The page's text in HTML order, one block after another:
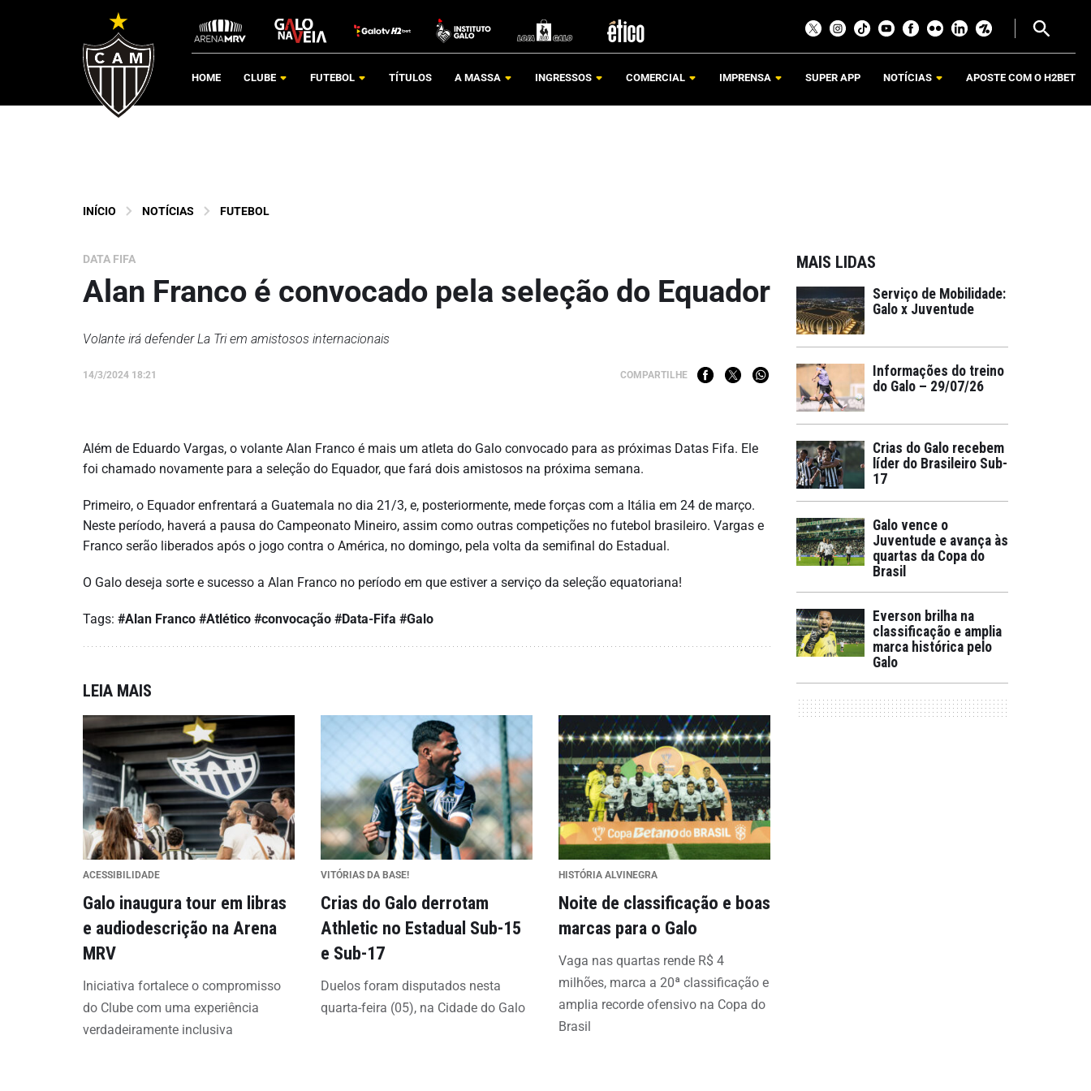
HOME CLUBE FUTEBOL TÍTULOS A MASSA INGRESSOS COMERCIAL IMPRENSA SUPER APP NOTÍCIAS APOSTE COM O H2BET
INÍCIO NOTÍCIAS FUTEBOL
DATA FIFA
Alan Franco é convocado pela seleção do Equador
Volante irá defender La Tri em amistosos internacionais
14/3/2024 18:21 COMPARTILHE
Além de Eduardo Vargas, o volante Alan Franco é mais um atleta do Galo convocado para as próximas Datas Fifa. Ele
foi chamado novamente para a seleção do Equador, que fará dois amistosos na próxima semana.
Primeiro, o Equador enfrentará a Guatemala no dia 21/3, e, posteriormente, mede forças com a Itália em 24 de março.
Neste período, haverá a pausa do Campeonato Mineiro, assim como outras competições no futebol brasileiro. Vargas e
Franco serão liberados após o jogo contra o América, no domingo, pela volta da semifinal do Estadual.
O Galo deseja sorte e sucesso a Alan Franco no período em que estiver a serviço da seleção equatoriana!
Tags: #Alan Franco #Atlético #convocação #Data-Fifa #Galo
LEIA MAIS
ACESSIBILIDADE
Galo inaugura tour em libras
e audiodescrição na Arena
MRV
Iniciativa fortalece o compromisso
do Clube com uma experiência
verdadeiramente inclusiva
VITÓRIAS DA BASE!
Crias do Galo derrotam
Athletic no Estadual Sub-15
e Sub-17
Duelos foram disputados nesta
quarta-feira (05), na Cidade do Galo
HISTÓRIA ALVINEGRA
Noite de classificação e boas
marcas para o Galo
Vaga nas quartas rende R$ 4
milhões, marca a 20ª classificação e
amplia recorde ofensivo na Copa do
Brasil
MAIS LIDAS
Serviço de Mobilidade:
Galo x Juventude
Informações do treino
do Galo – 29/07/26
Crias do Galo recebem
líder do Brasileiro Sub-
17
Galo vence o
Juventude e avança às
quartas da Copa do
Brasil
Everson brilha na
classificação e amplia
marca histórica pelo
Galo